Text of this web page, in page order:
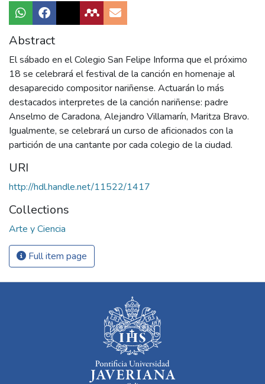
Abstract
El sábado en el Colegio San Felipe Informa que el próximo
18 se celebrará el festival de la canción en homenaje al
desaparecido compositor nariñense. Actuarán lo más
destacados interpretes de la canción nariñense: padre
Anselmo de Caradona, Alejandro Villamarín, Maritza Bravo.
Igualmente, se celebrará un curso de aficionados con la
partición de una cantante por cada colegio de la ciudad.
URI
http://hdl.handle.net/11522/1417
Collections
Arte y Ciencia
Full item page